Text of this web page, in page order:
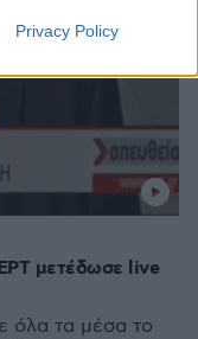
Privacy Policy
μετέδωσε live
όλα τα μέσα το